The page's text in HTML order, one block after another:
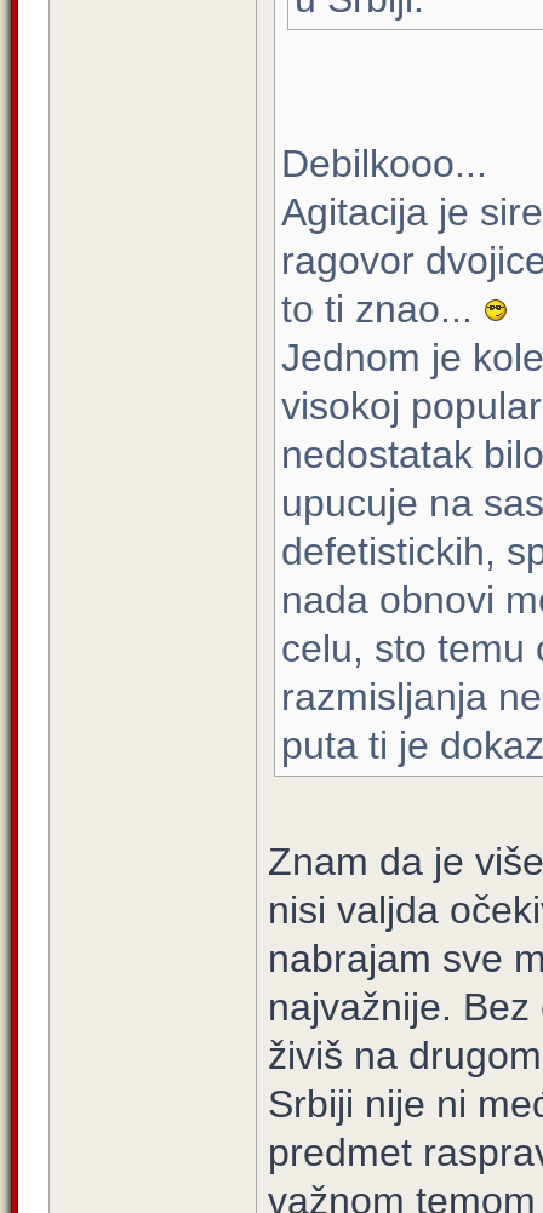
Debilkooo...
Agitacija je
ragovor
to ti znao...
Jednom je
visokoj
nedostatak
upucuje na
defetistickih,
nada obnovi
celu, sto temu
razmisljanja
puta ti je
Znam da je
nisi valjda
nabrajam sve
najvažnije.
živiš na
Srbiji nije ni
predmet
važnom